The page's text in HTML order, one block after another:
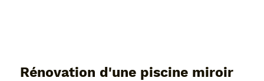
Rénovation d'une piscine miroir